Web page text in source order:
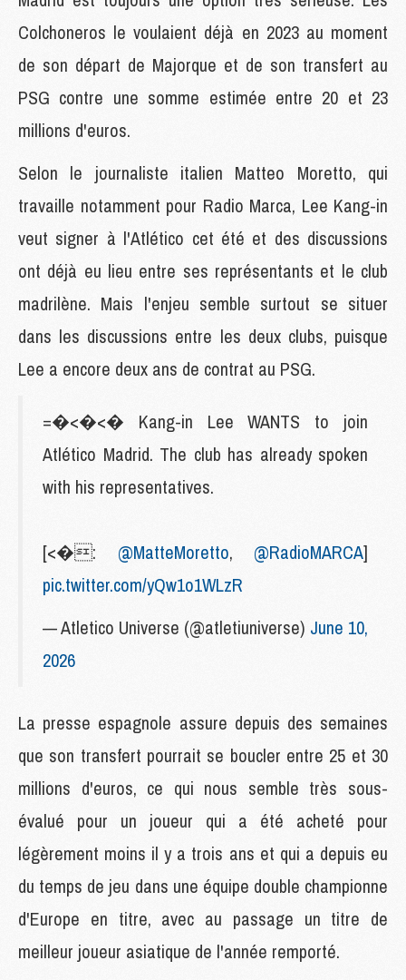
Colchoneros le voulaient déjà en 2023 au moment
de son départ de Majorque et de son transfert au
PSG contre une somme estimée entre 20 et 23
millions d'euros.
Selon le journaliste italien Matteo Moretto, qui
travaille notamment pour Radio Marca, Lee Kang-in
veut signer à l'Atlético cet été et des discussions
ont déjà eu lieu entre ses représentants et le club
madrilène. Mais l'enjeu semble surtout se situer
dans les discussions entre les deux clubs, puisque
Lee a encore deux ans de contrat au PSG.
=�<�<� Kang-in Lee WANTS to join
Atlético Madrid. The club has already spoken
with his representatives.
[<�: @MatteMoretto, @RadioMARCA]
pic.twitter.com/yQw1o1WLzR
— Atletico Universe (@atletiuniverse) June 10,
2026
La presse espagnole assure depuis des semaines
que son transfert pourrait se boucler entre 25 et 30
millions d'euros, ce qui nous semble très sous-
évalué pour un joueur qui a été acheté pour
légèrement moins il y a trois ans et qui a depuis eu
du temps de jeu dans une équipe double championne
d'Europe en titre, avec au passage un titre de
meilleur joueur asiatique de l'année remporté.